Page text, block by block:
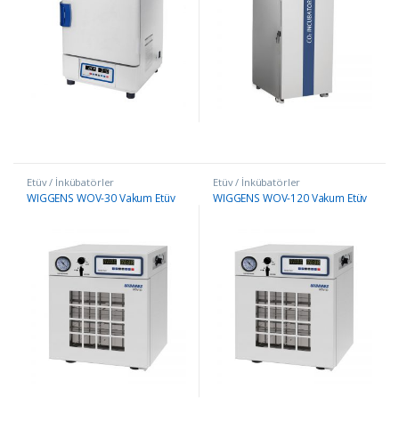
Etüv / İnkübatörler
WIGGENS WOV-30 Vakum Etüv
Etüv / İnkübatörler
WIGGENS WOV-120 Vakum Etüv